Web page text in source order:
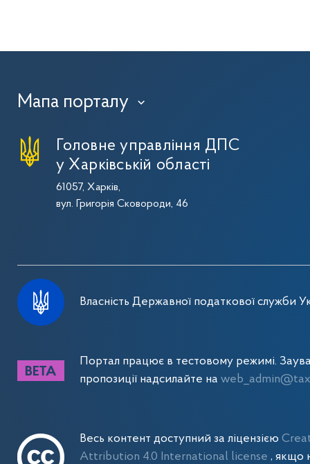
Мапа порталу ›
Головне управління ДПС
у Харківській області
61057, Харків,
вул. Григорія Сковороди, 46
Власність Державної податкової служби
Портал працює в тестовому режимі.
пропозиції надсилайте на
Весь контент доступний за ліцензією
Attribution 4.0 International license , якщо